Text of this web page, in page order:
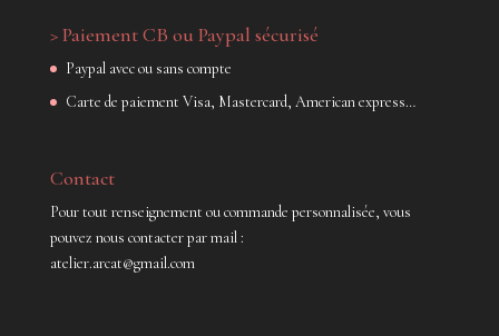
> Paiement CB ou Paypal sécurisé
Paypal avec ou sans compte
Carte de paiement Visa, Mastercard, American express…
Contact
Pour tout renseignement ou commande personnalisée, vous
pouvez nous contacter par mail :
atelier.arcat@gmail.com